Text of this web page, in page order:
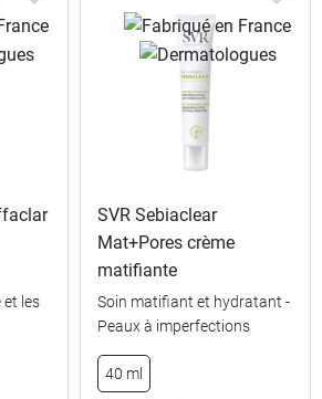
2 x 375 ml 16,99 €
375 ml
et les
SVR Sebiaclear
Mat+Pores crème
matifiante
Soin matifiant et hydratant -
Peaux à imperfections
40 ml